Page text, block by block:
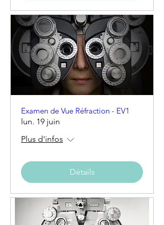
Examen de Vue Réfraction - EV1
lun. 19 juin
Plus d'infos
Détails